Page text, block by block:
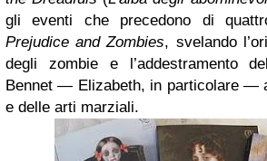
gli eventi che precedono di
Prejudice and Zombies, svelando
degli zombie e l’addestramento
Bennet — Elizabeth, in particolare —
e delle arti marziali.